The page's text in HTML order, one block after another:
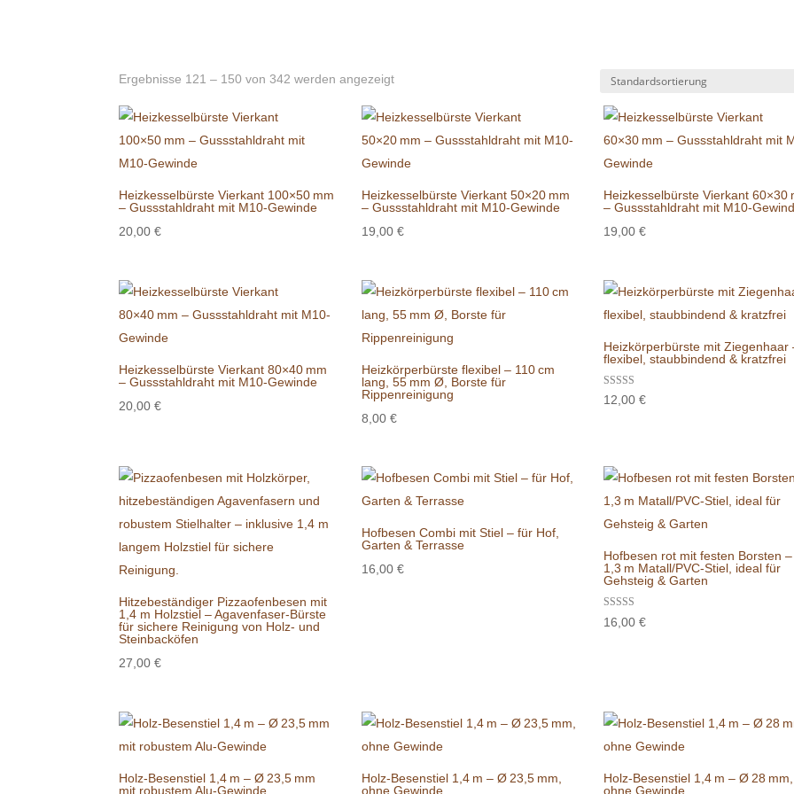
Ergebnisse 121 – 150 von 342 werden angezeigt
Heizkesselbürste Vierkant 100×50 mm
– Gussstahldraht mit M10-Gewinde
20,00€
Heizkesselbürste Vierkant 50×20 mm
– Gussstahldraht mit M10-Gewinde
19,00 €
Heizkesselbürste Vierkant 60×30
– Gussstahldraht mit M10-
19,00€
Heizkesselbürste Vierkant 80×40 mm
– Gussstahldraht mit M10-Gewinde
20,00€
Heizkörperbürste flexibel – 110 cm
lang, 55 mm Ø, Borste für
Rippenreinigung
8,00 €
Heizkörperbürste mit Ziegenhaar
flexibel, staubbindend & kratzfrei
Bewertet mit
5.00
12,00€
Hitzebeständiger Pizzaofenbesen mit
1,4 m Holzstiel – Agavenfaser-Bürste
für sichere Reinigung von Holz- und
Steinbacköfen
27,00€
Hofbesen Combi mit Stiel – für Hof,
Garten & Terrasse
16,00 €
Hofbesen rot mit festen Borsten –
1,3 m Matall/PVC-Stiel, ideal für
Gehsteig & Garten
Bewertet mit
5.00
16,00€
Holz-Besenstiel 1,4 m – Ø 23,5 mm
mit robustem Alu-Gewinde
Holz-Besenstiel 1,4 m – Ø 23,5 mm,
ohne Gewinde
Holz-Besenstiel 1,4 m – Ø 28 mm,
ohne Gewinde